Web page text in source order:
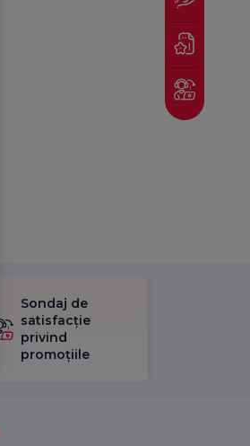
Sondaj de
satisfacție
privind
promoțiile